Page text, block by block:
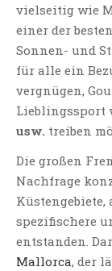
vielseitig wie
einer der
Sonnen- und
für alle ein
vergnügen,
Lieblingssport
usw. treiben
Die großen
Nachfrage
spezifischere
entstanden.
Mallorca, der